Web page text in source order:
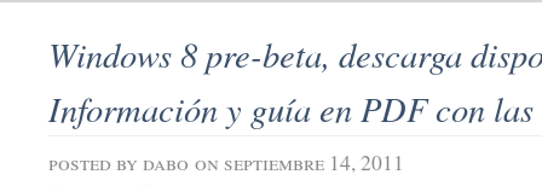
Windows 8 pre-beta, descarga
Información y guía en PDF con las
posted by dabo on septiembre 14, 2011